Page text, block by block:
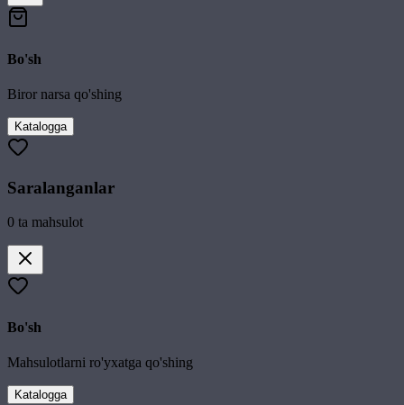
Bo'sh
Biror narsa qo'shing
Katalogga
Saralanganlar
0 ta mahsulot
Bo'sh
Mahsulotlarni ro'yxatga qo'shing
Katalogga